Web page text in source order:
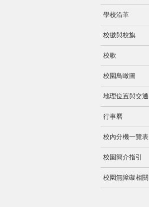
學校沿革
校徽與校旗
校歌
校園鳥瞰圖
地理位置與交通
行事曆
校內分機一覽表
校園簡介指引
校園無障礙相關